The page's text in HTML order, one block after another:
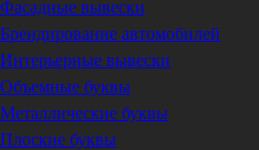
Фасадные вывески
Брендирование автомобилей
Интерьерные вывески
Объемные буквы
Металлические буквы
Плоские буквы